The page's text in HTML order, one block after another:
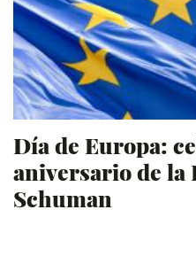
Día de Europa:
aniversario de la
Schuman